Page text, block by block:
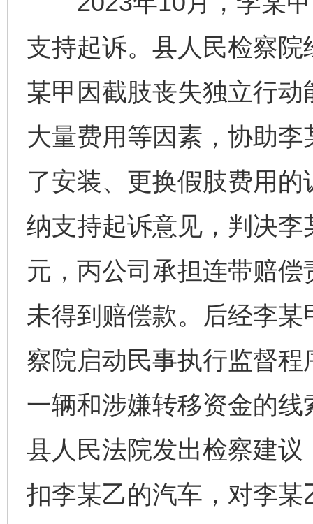
支持起诉。县人民检察
某甲因截肢丧失独立行
大量费用等因素，协助
了安装、更换假肢费用
纳支持起诉意见，判决
元，丙公司承担连带赔
未得到赔偿款。后经李
察院启动民事执行监督
一辆和涉嫌转移资金的
县人民法院发出检察建
扣李某乙的汽车，对李